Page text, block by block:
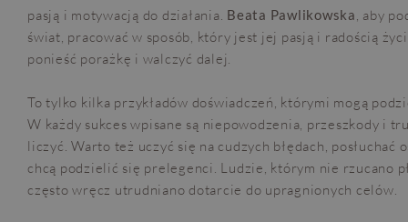
pasją i motywacją do działania. Beata Pawlikowska , aby
świat, pracować w sposób, który jest jej pasją i radością
ponieść porażkę i walczyć dalej.
To tylko kilka przykładów doświadczeń, którymi mogą
W każdy sukces wpisane są niepowodzenia, przeszkody i
liczyć. Warto też uczyć się na cudzych błędach,
chcą podzielić się prelegenci. Ludzie, którym nie rzucano
często wręcz utrudniano dotarcie do upragnionych celów.